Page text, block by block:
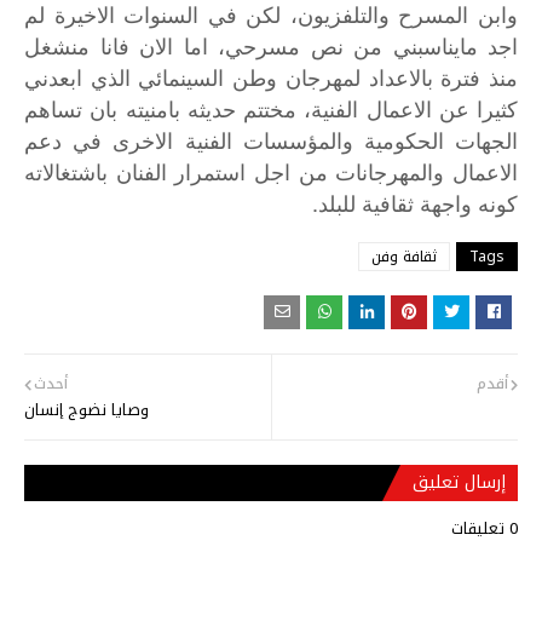
وابن
المسرح والتلفزيون، لكن في السنوات الاخيرة لم
اجد مايناسبني من نص مسرحي، اما الان فانا منشغل
منذ فترة بالاعداد لمهرجان وطن السينمائي الذي
ابعدني
كثيرا
عن الاعمال الفنية، مختتم حديثه بامنيته بان تساهم
الجهات
الحكومية والمؤسسات الفنية الاخرى في دعم
الاعمال والمهرجانات من اجل استمرار الفنان باشتغالاته
كونه واجهة ثقافية للبلد.
Tags ثقافة وفن
أحدث
وصايا نضوج إنسان
أقدم
إرسال تعليق
0 تعليقات